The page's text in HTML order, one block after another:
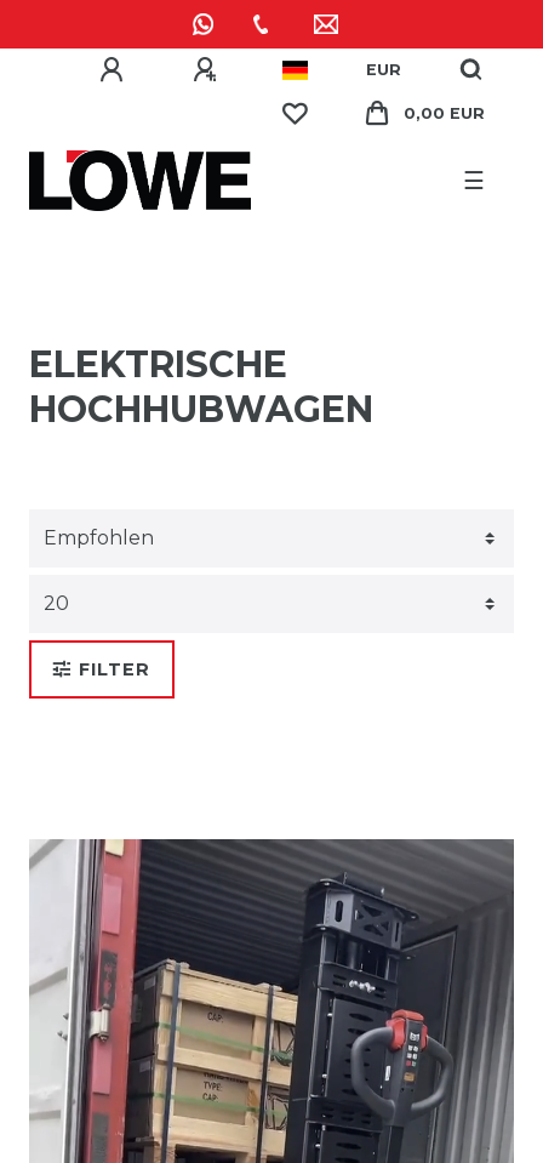
EUR
0,00 EUR
☰
ELEKTRISCHE
HOCHHUBWAGEN
FILTER